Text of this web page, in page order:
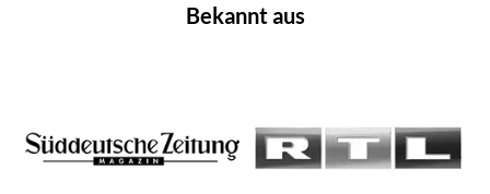
Bekannt aus